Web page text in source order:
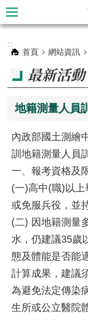
跳到主要內容區塊
階
告
訊
息
關
於
本
中
心
:::
首頁
網站資訊
最新活動
地籍測量人員
內政部國土測繪
訓地籍測量人員
一、報考資格及
(一)高中(職)以
或免服兵役，並
(二) 因地籍測量
水，仍建議35歲
態及體能是否能
計算成果，建議
為避免法定傳染
生所或公立醫院